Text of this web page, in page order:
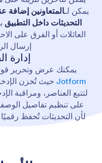
يمكن لـالمتعاونين إضافة
التحديثات داخل التطبيق
العائلات أو الفرق على
إرسال
إدارة
يمكنك عرض وتحرير
Jotform حيث تُخزن
لتتبع العناصر، ومراقبة
على تنظيم تفاصيل
لأن التحديثات تُحفظ